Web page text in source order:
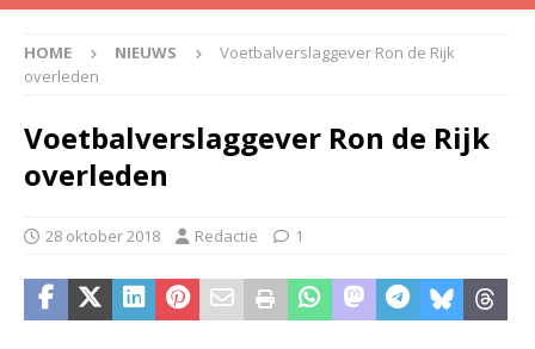
HOME NIEUWS
Voetbalverslaggever Ron de Rijk
overleden
Voetbalverslaggever Ron de Rijk
overleden
28 oktober 2018 Redactie 1